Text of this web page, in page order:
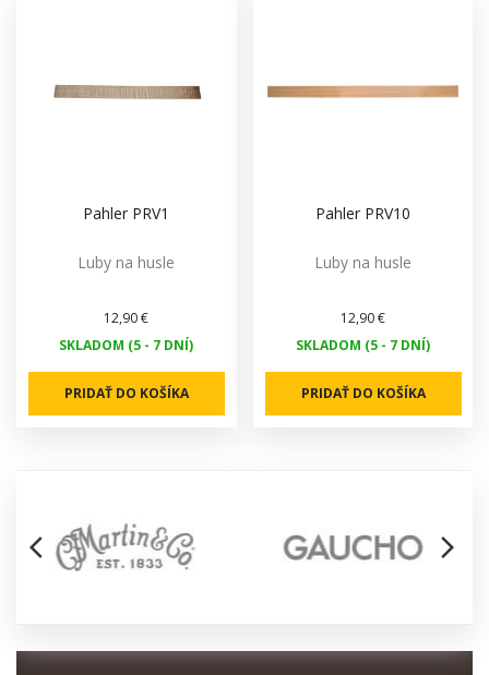
Pahler PRV1
Luby na husle
12,90 €
SKLADOM (5 - 7 DNÍ)
PRIDAŤ DO KOŠÍKA
Pahler PRV10
Luby na husle
12,90 €
SKLADOM (5 - 7 DNÍ)
PRIDAŤ DO KOŠÍKA
arrow_back_ios arrow_forward_ios